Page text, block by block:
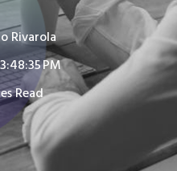
Rivarola
PM
Read